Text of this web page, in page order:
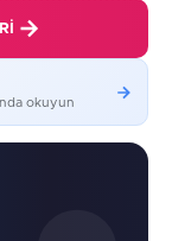
okuyun